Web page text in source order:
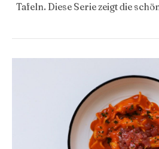
Tafeln. Diese Serie zeigt die